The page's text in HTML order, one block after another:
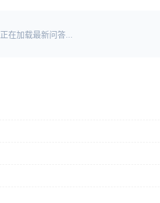
正在加载最新问答...